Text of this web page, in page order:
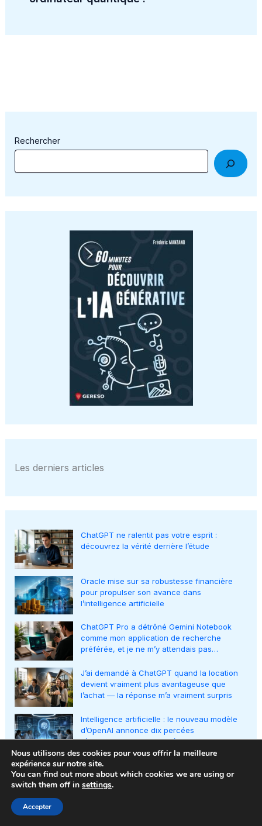
Rechercher
Les derniers articles
ChatGPT ne ralentit pas votre esprit :
découvrez la vérité derrière l’étude
Oracle mise sur sa robustesse financière
pour propulser son avance dans
l’intelligence artificielle
ChatGPT Pro a détrôné Gemini Notebook
comme mon application de recherche
préférée, et je ne m’y attendais pas…
J’ai demandé à ChatGPT quand la location
devient vraiment plus avantageuse que
l’achat — la réponse m’a vraiment surpris
Intelligence artificielle : le nouveau modèle
d’OpenAI annonce dix percées
révolutionnaires en mathématiques
Nous utilisons des cookies pour vous offrir la meilleure
expérience sur notre site.
You can find out more about which cookies we are using or
switch them off in settings.
Accepter